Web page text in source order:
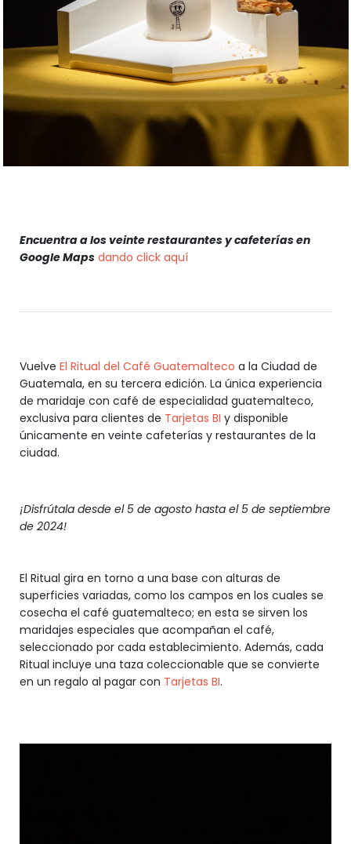
Encuentra a los veinte restaurantes y cafeterías en
Google Maps dando click aquí
Vuelve El Ritual del Café Guatemalteco a la Ciudad de
Guatemala, en su tercera edición. La única experiencia
de maridaje con café de especialidad guatemalteco,
exclusiva para clientes de Tarjetas BI y disponible
únicamente en veinte cafeterías y restaurantes de la
ciudad.
¡Disfrútala desde el 5 de agosto hasta el 5 de septiembre
de 2024!
El Ritual gira en torno a una base con alturas de
superficies variadas, como los campos en los cuales se
cosecha el café guatemalteco; en esta se sirven los
maridajes especiales que acompañan el café,
seleccionado por cada establecimiento. Además, cada
Ritual incluye una taza coleccionable que se convierte
en un regalo al pagar con Tarjetas BI.